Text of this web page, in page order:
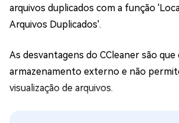
arquivos duplicados com a função
Arquivos Duplicados'.
As desvantagens do CCleaner são
armazenamento externo e não
visualização de arquivos.